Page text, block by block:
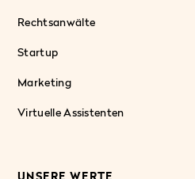
Rechtsanwälte
Startup
Marketing
Virtuelle Assistenten
UNSERE WERTE